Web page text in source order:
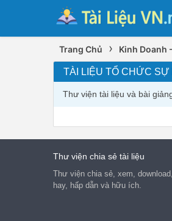
Trang Chủ › Kinh Doanh
TÀI LIỆU TỔ CHỨC SỰ
Thư viện tài liệu và bài
Thư viện chia sẻ tài liệu
Thư viện chia sẻ, xem,
hay, hấp dẫn và hữu ích.